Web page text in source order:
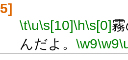
5]
\t\u\s[10]\h\s[0]
んだよ。 \w9\w9